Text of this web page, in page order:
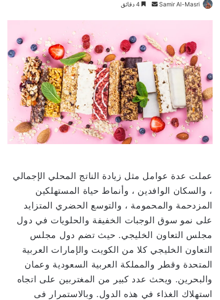
Samir Al-Masri
ل
ر
ا
ل
ك
ت
ن
ي
عملت عدة عوامل مثل زيادة الناتج المحلي الإجمالي
، والسكان الوافدين ، وأنماط حياة المستهلكين
المزدحمة والمحمومة ، والتوسع الحضري المتزايد
على نمو سوق الوجبات الخفيفة والحلويات في دول
مجلس التعاون الخليجي. حيث تضم دول مجلس
التعاون الخليجي كلا من الكويت والإمارات العربية
المتحدة وقطر والمملكة العربية السعودية وعمان
والبحرين. ويحث عدد كبير من المغتربين على اتجاه
استهلاك الغذاء في هذه الدول. وبالاستمرار فى